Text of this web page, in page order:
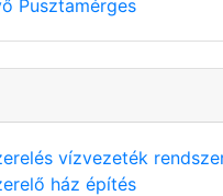
Pusztamérges
vízvezeték
ház építés